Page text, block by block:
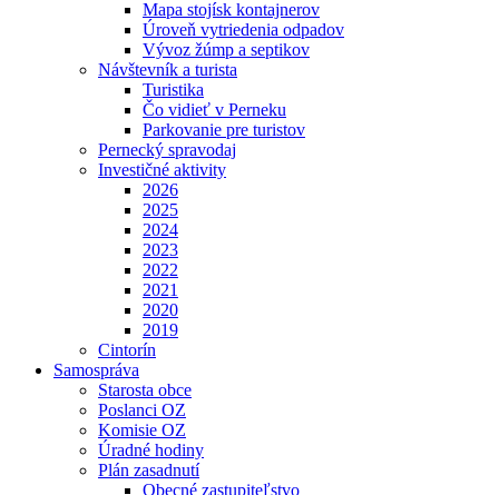
Mapa stojísk kontajnerov
Úroveň vytriedenia odpadov
Vývoz žúmp a septikov
Návštevník a turista
Turistika
Čo vidieť v Perneku
Parkovanie pre turistov
Pernecký spravodaj
Investičné aktivity
2026
2025
2024
2023
2022
2021
2020
2019
Cintorín
Samospráva
Starosta obce
Poslanci OZ
Komisie OZ
Úradné hodiny
Plán zasadnutí
Obecné zastupiteľstvo